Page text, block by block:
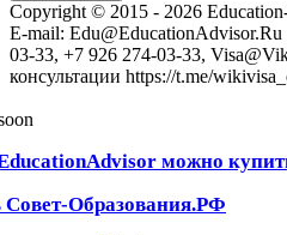
Copyright © 2015 - 2026
E-mail:
03-33, +7 926 274-03-33,
консультации https://t.me/
можно
Совет-Образования.РФ